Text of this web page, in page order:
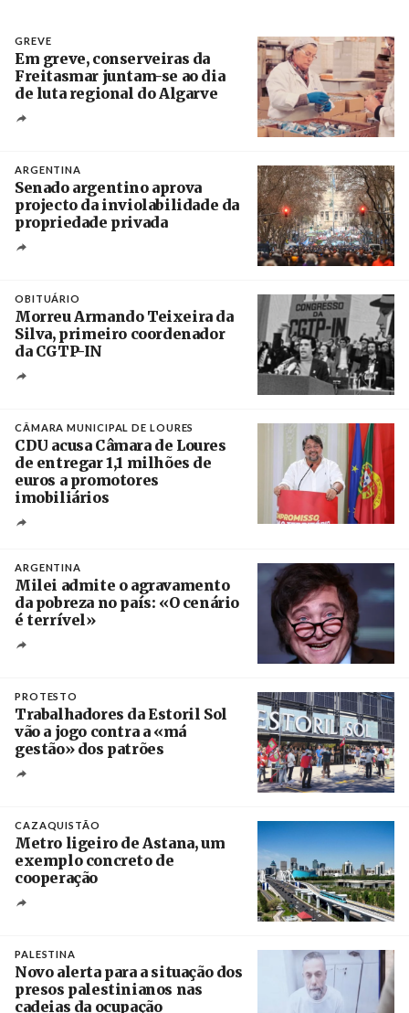
GREVE
Em greve, conserveiras da
Freitasmar juntam-se ao dia
de luta regional do Algarve
ARGENTINA
Senado argentino aprova
projecto da inviolabilidade da
propriedade privada
OBITUÁRIO
Morreu Armando Teixeira da
Silva, primeiro coordenador
da CGTP-IN
CÂMARA MUNICIPAL DE LOURES
CDU acusa Câmara de Loures
de entregar 1,1 milhões de
euros a promotores
imobiliários
ARGENTINA
Milei admite o agravamento
da pobreza no país: «O cenário
é terrível»
PROTESTO
Trabalhadores da Estoril Sol
vão a jogo contra a «má
gestão» dos patrões
CAZAQUISTÃO
Metro ligeiro de Astana, um
exemplo concreto de
cooperação
PALESTINA
Novo alerta para a situação dos
presos palestinianos nas
cadeias da ocupação